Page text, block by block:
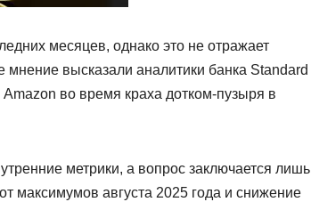
месяцев, однако это не отражает
мнение высказали аналитики банка Standard
во время краха дотком-пузыря в
метрики, а вопрос заключается лишь
максимумов августа 2025 года и снижение